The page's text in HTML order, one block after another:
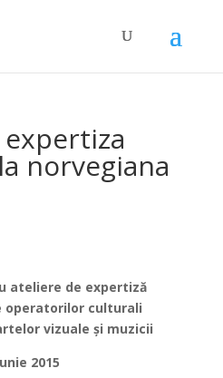
norvegiana
ateliere de expertiză
operatorilor culturali
vizuale și muzicii
2015